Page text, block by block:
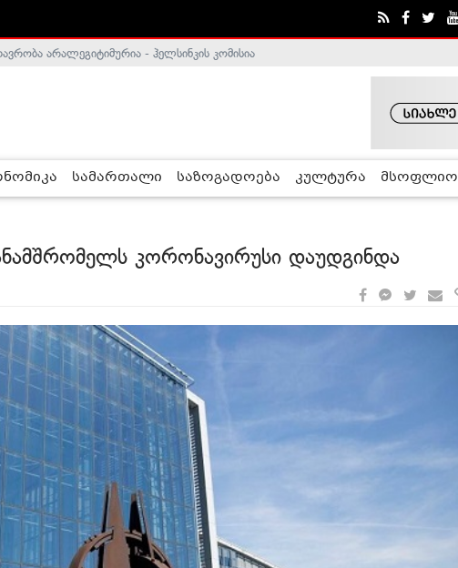
არალეგიტიმურია - ჰელსინკის კომისია
სამართალი საზოგადოება კულტურა მსოფლიო
კორონავირუსი დაუდგინდა